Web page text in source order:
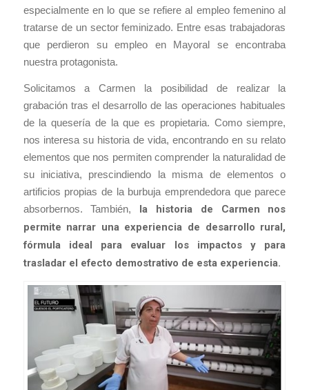
especialmente en lo que se refiere al empleo femenino al
tratarse de un sector feminizado. Entre esas trabajadoras
que perdieron su empleo en Mayoral se encontraba
nuestra protagonista.
Solicitamos a Carmen la posibilidad de realizar la
grabación tras el desarrollo de las operaciones habituales
de la quesería de la que es propietaria. Como siempre,
nos interesa su historia de vida, encontrando en su relato
elementos que nos permiten comprender la naturalidad de
su iniciativa, prescindiendo la misma de elementos o
artificios propias de la burbuja emprendedora que parece
absorbernos. También, la historia de Carmen nos
permite narrar una experiencia de desarrollo rural,
fórmula ideal para evaluar los impactos y para
trasladar el efecto demostrativo de esta experiencia.